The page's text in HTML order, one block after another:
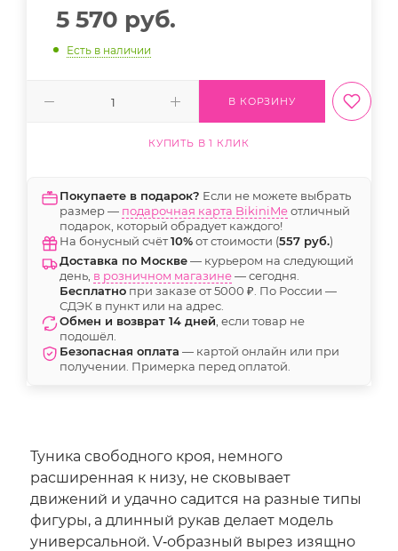
5 570 руб.
Есть в наличии
В КОРЗИНУ
КУПИТЬ В 1 КЛИК
Покупаете в подарок? Если не можете выбрать
размер — подарочная карта BikiniMeотличный
подарок, который обрадует каждого!
На бонусный счёт10%от стоимости (557 руб.)
Доставка по Москве— курьером на следующий
день, в розничном магазине— сегодня.
Бесплатно при заказе от 5000 ₽. По России —
СДЭК в пункт или на адрес.
Обмен и возврат 14 дней , если товар не
подошёл.
Безопасная оплата — картой онлайн или при
получении. Примерка перед оплатой.
Туника свободного кроя, немного
расширенная к низу, не сковывает
движений и удачно садится на разные типы
фигуры, а длинный рукав делает модель
универсальной. V‑образный вырез изящно